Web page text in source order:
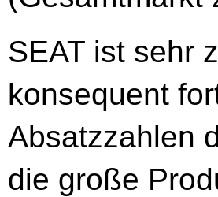
SEAT ist sehr
konsequent
Absatzzahlen
die große